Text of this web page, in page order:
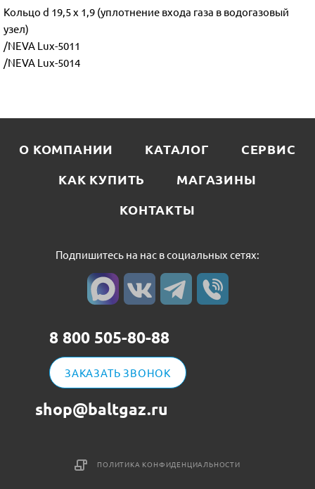
Кольцо d 19,5 x 1,9 (уплотнение входа газа в водогазовый
узел)
/NEVA Lux-5011
/NEVA Lux-5014
О КОМПАНИИ КАТАЛОГ
СЕРВИС
КАК КУПИТЬ
МАГАЗИНЫ
КОНТАКТЫ
Подпишитесь на нас в социальных сетях:
8 800 505-80-88
ЗАКАЗАТЬ ЗВОНОК
shop@baltgaz.ru
ПОЛИТИКА КОНФИДЕНЦИАЛЬНОСТИ